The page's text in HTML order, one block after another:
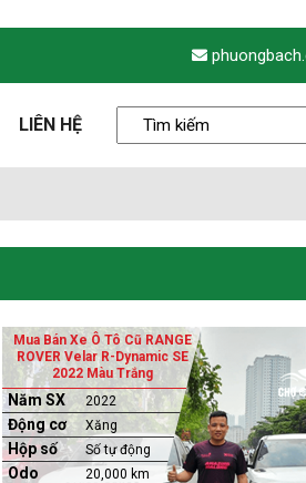
LIÊN HỆ
Mua Bán Xe Ô Tô Cũ RANGE
ROVER Velar R-Dynamic SE
2022 Màu Trắng
Năm SX 2022
Động cơ Xăng
Hộp số Số tự động
Odo 20,000 km